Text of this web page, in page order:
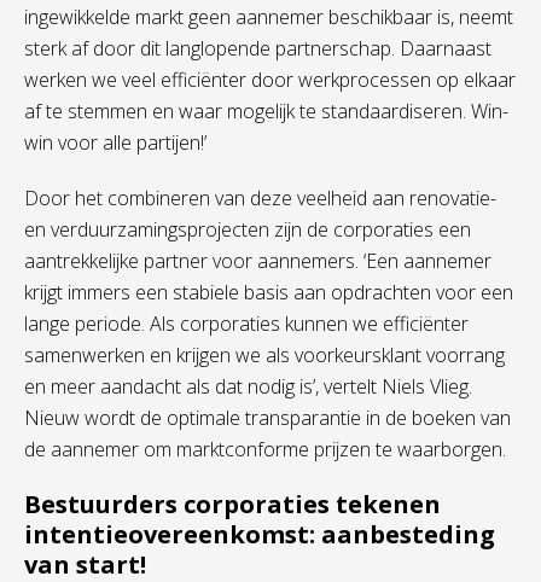
ingewikkelde markt geen aannemer beschikbaar is, neemt
sterk af door dit langlopende partnerschap. Daarnaast
werken we veel efficiënter door werkprocessen op elkaar
af te stemmen en waar mogelijk te standaardiseren. Win-
win voor alle partijen!’
Door het combineren van deze veelheid aan renovatie-
en verduurzamingsprojecten zijn de corporaties een
aantrekkelijke partner voor aannemers. ‘Een aannemer
krijgt immers een stabiele basis aan opdrachten voor een
lange periode. Als corporaties kunnen we efficiënter
samenwerken en krijgen we als voorkeursklant voorrang
en meer aandacht als dat nodig is’, vertelt Niels Vlieg.
Nieuw wordt de optimale transparantie in de boeken van
de aannemer om marktconforme prijzen te waarborgen.
Bestuurders corporaties tekenen
intentieovereenkomst: aanbesteding
van start!